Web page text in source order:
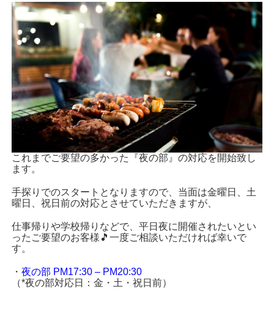
これまでご要望の多かった『夜の部』の対応を開始致し
ます。
手探りでのスタートとなりますので、当面は金曜日、土
曜日、祝日前の対応とさせていただきますが、
仕事帰りや学校帰りなどで、平日夜に開催されたいとい
ったご要望のお客様🎵一度ご相談いただければ幸いで
す。
・夜の部 PM17:30 – PM20:30
（*夜の部対応日：金・土・祝日前）